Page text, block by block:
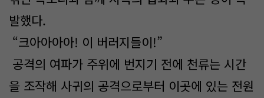
발했다.
“크아아아아! 이 버러지들이!”
공격의 여파가 주위에 번지기 전에 천류는 시간
을 조작해 사귀의 공격으로부터 이곳에 있는 전원